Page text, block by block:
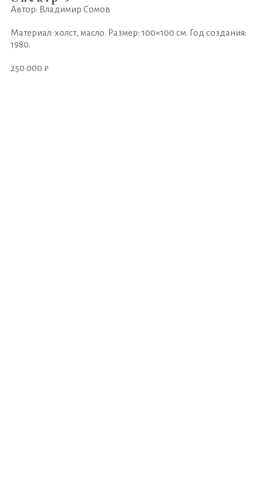
Автор: Владимир Сомов
Материал: холст, масло. Размер: 100×100 см. Год создания:
1980.
250 000 ₽